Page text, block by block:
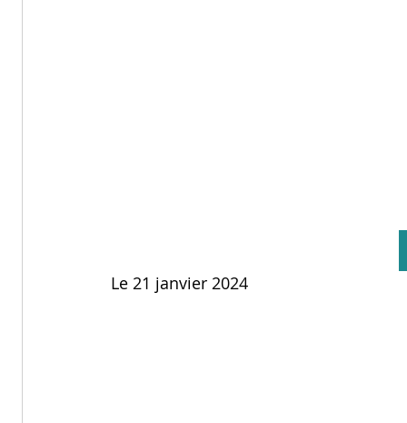
Le 21 janvier 2024